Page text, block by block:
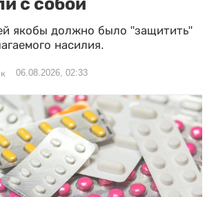
якобы должно было "защитить"
насилия.
06.08.2026, 02:33